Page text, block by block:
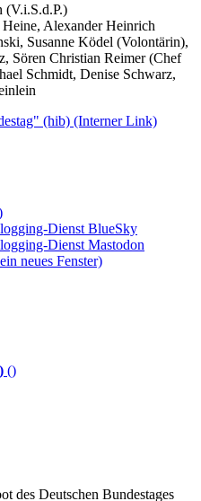
(V.i.S.d.P.)
Alexander Heinrich
Susanne Ködel (Volontärin),
Sören Christian Reimer (Chef
Schmidt, Denise Schwarz,
(hib) (Interner Link)
Dienst BlueSky
Dienst Mastodon
neues Fenster)
()
des Deutschen Bundestages